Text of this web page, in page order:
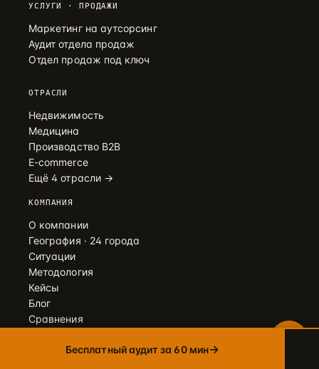
УСЛУГИ · ПРОДАЖИ
Маркетинг на аутсорсинг
Аудит отдела продаж
Отдел продаж под ключ
ОТРАСЛИ
Недвижимость
Медицина
Производство B2B
E-commerce
Ещё 4 отрасли →
КОМПАНИЯ
О компании
География · 24 города
Ситуации
Методология
Кейсы
Блог
Сравнения
Карьера
+7 905 456-75-58 · С 9 ДО 21 МСК
MAX
8 800 600·80·96
ЗВОНОК · ПН–ПТ 10:00–19:00
info@упакуем.рф
Бесплатный аудит за 60 мин→